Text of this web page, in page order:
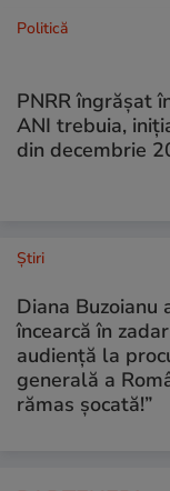
Politică
PNRR îngrășat
ANI trebuia,
din decembrie
Ştiri
Diana Buzoianu
încearcă în
audiență la
generală a
rămas șocată!”